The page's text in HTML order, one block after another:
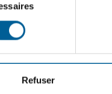
Refuser